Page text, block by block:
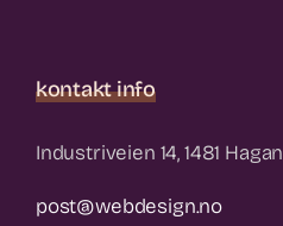
kontakt info
Industriveien 14, 1481 Hagan
post@webdesign.no